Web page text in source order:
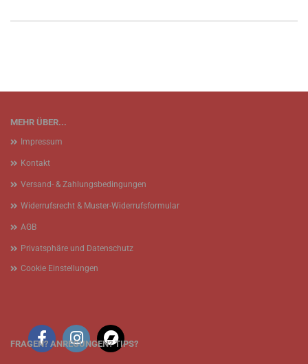
MEHR ÜBER...
Impressum
Kontakt
Versand- & Zahlungsbedingungen
Widerrufsrecht & Muster-Widerrufsformular
AGB
Privatsphäre und Datenschutz
Cookie Einstellungen
FRAGEN? ANREGUNGEN? TIPS?